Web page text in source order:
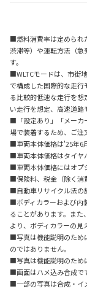
■燃料消費率は定められ
渋滞等）や運転方法（急
す。
■WLTCモードは、市街
で構成した国際的な走
る比較的低速な走行を
い走行を想定、高速道路
■「設定あり」「メーカ
場で装着するため、ご注
■車両本体価格は'25年6
■車両本体価格はタイヤ
■車両本体価格にはオプ
■保険料、税金（除く消
■自動車リサイクル法の
■ボディカラーおよび内
ることがあります。ま
より、ボディカラーの見
■写真は機能説明のため
のではありません。
■写真は機能説明のため
■画面はハメ込み合成で
■一部の写真は合成・イ